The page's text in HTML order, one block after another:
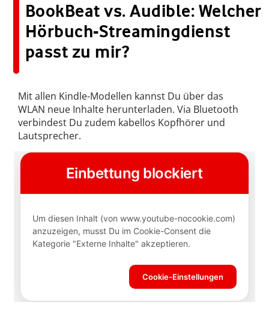
BookBeat vs. Audible: Welcher
Hörbuch-Streamingdienst
passt zu mir?
Mit allen Kindle-Modellen kannst Du über das
WLAN neue Inhalte herunterladen. Via Bluetooth
verbindest Du zudem kabellos Kopfhörer und
Lautsprecher.